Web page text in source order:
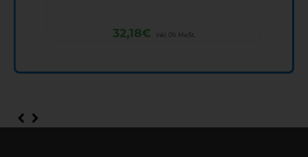
32,18€ inkl. 0% MwSt.